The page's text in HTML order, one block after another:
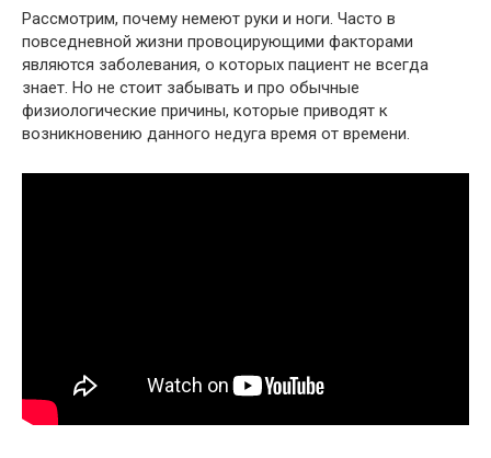
Рассмотрим, почему немеют руки и ноги. Часто в
повседневной жизни провоцирующими факторами
являются заболевания, о которых пациент не всегда
знает. Но не стоит забывать и про обычные
физиологические причины, которые приводят к
возникновению данного недуга время от времени.